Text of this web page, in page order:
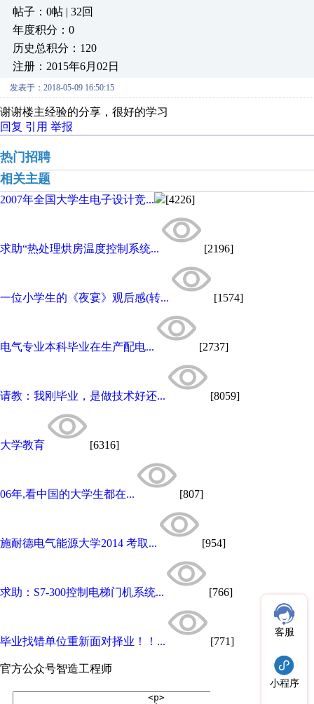
帖子：0帖 | 32回
年度积分：0
历史总积分：120
注册：2015年6月02日
发表于：2018-05-09 16:50:15
谢谢楼主经验的分享，很好的学习
回复 引用 举报
热门招聘
相关主题
2007年全国大学生电子设计竞... [4226]
求助“热处理烘房温度控制系统... [2196]
一位小学生的《夜宴》观后感(转... [1574]
电气专业本科毕业在生产配电... [2737]
请教：我刚毕业，是做技术好还... [8059]
大学教育 [6316]
06年,看中国的大学生都在... [807]
施耐德电气能源大学2014 考取... [954]
求助：S7-300控制电梯门机系统... [766]
毕业找错单位重新面对择业！！... [771]
官方公众号智造工程师
客服
小程序